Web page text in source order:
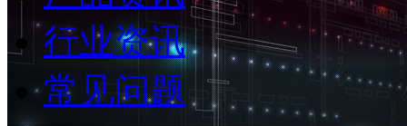
行业资讯
常见问题